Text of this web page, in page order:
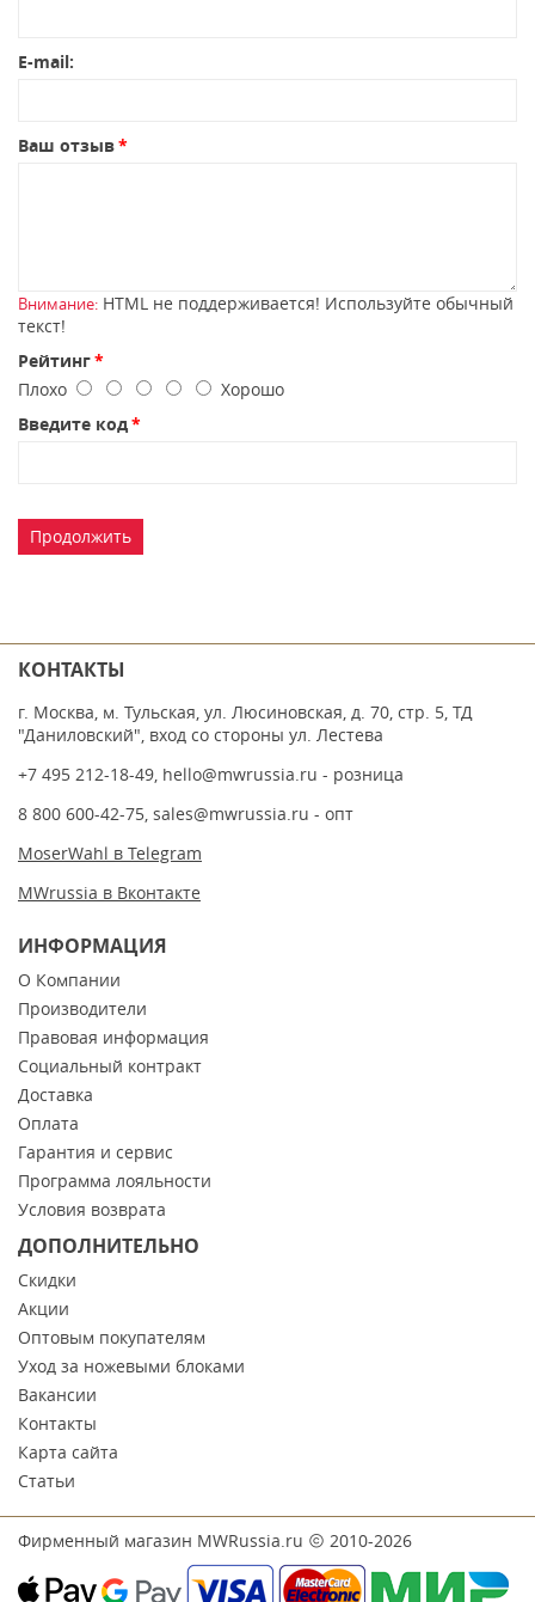
E-mail:
Ваш отзыв
Внимание: HTML не поддерживается! Используйте обычный
текст!
Рейтинг
Плохо
Хорошо
Введите код
Продолжить
КОНТАКТЫ
г. Москва, м. Тульская, ул. Люсиновская, д. 70, стр. 5, ТД
"Даниловский", вход со стороны ул. Лестева
+7 495 212-18-49, hello@mwrussia.ru - розница
8 800 600-42-75, sales@mwrussia.ru - опт
MoserWahl в Telegram
MWrussia в Вконтакте
ИНФОРМАЦИЯ
О Компании
Производители
Правовая информация
Социальный контракт
Доставка
Оплата
Гарантия и сервис
Программа лояльности
Условия возврата
ДОПОЛНИТЕЛЬНО
Скидки
Акции
Оптовым покупателям
Уход за ножевыми блоками
Вакансии
Контакты
Карта сайта
Статьи
Фирменный магазин MWRussia.ru 2010-2026